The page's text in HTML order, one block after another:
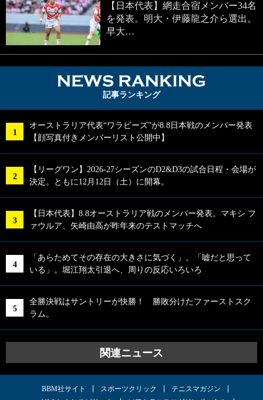
【日本代表】網走合宿メンバー34名
を発表。明大・伊藤龍之介ら選出。
早大…
記事ランキング
オーストラリア代表“ワラビーズ”が8.8日本戦のメンバー発表
【顔写真付きメンバーリスト公開中】
【リーグワン】2026-27シーズンのD2&D3の試合日程・会場が
決定。ともに12月12日（土）に開幕。
【日本代表】8.8オーストラリア戦のメンバー発表。マキシ フ
ァウルア、矢崎由高が昨年来のテストマッチへ
「あらためてその存在の大きさに気づく」。「嘘だと思って
いる」。堀江翔太引退へ、周りの反応いろいろ
全勝決戦はサントリーが快勝！ 勝敗分けたファーストスク
ラム。
関連ニュース
BBM社サイト スポーツクリック
テニスマガジン